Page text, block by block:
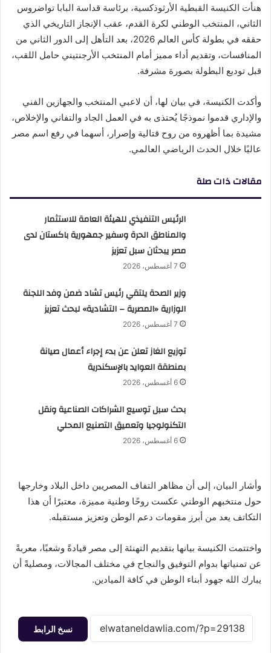
هنأت الكنيسة القبطية الأرثوذكسية، برئاسة قداسة البابا تواضروس
الثاني، المنتخب الوطني لكرة القدم، عقب الإنجاز التاريخي الذي
حققه في بطولة كأس العالم 2026، بعد التأهل إلى الدور الثاني من
المنافسات، وتقديم أداء مميز أمام المنتخب الأرجنتيني حامل اللقب،
قبل توديع البطولة بصورة مشرفة.
وأكدت الكنيسة، في بيان لها، أن لاعبي المنتخب والجهازين الفني
والإداري قدموا نموذجًا يُحتذى به في العمل الجاد والتفاني والإخلاص،
مشيدة بما أظهروه من روح قتالية وإصرار، أسهما في رفع اسم مصر
عاليًا خلال الحدث الرياضي العالمي.
مقالات ذات صلة
الرئيس التنفيذي للهيئة العامة للاستثمار
والمناطق الحرة وسفير جمهورية باكستان لدى
مصر يبحثان سبل تعزيز
7 أغسطس، 2026
وزير الصحة يلتقي رئيس تشاد ضمن وفد اللجنة
الوزارية «المصرية – التشادية» لبحث تعزيز
7 أغسطس، 2026
توزيع الغاز تعلن عن بدء إجراء أعمال صيانة
بمنطقة العوايد بالإسكندرية
6 أغسطس، 2026
بحث سبل توسيع الشراكات الصناعية ونقل
التكنولوجيا وتعميق التصنيع المحلي
6 أغسطس، 2026
وأشار البيان، إلى أن مظاهر التفاف المصريين داخل البلاد وخارجها
حول منتخبهم الوطني عكست روحًا وطنية مميزة، معتبرًا أن هذا
التكاتف يعد من أبرز مقومات دعم الوطن وتعزيز مستقبله.
واختتمت الكنيسة بيانها بتقديم التهنئة إلى مصر قيادةً وشعبًا، معربةً
عن تمنياتها بدوام التوفيق والنجاح في مختلف المجالات، ومصليةً أن
يبارك الله جهود أبناء الوطن في كافة الميادين.
نسخ الرابط